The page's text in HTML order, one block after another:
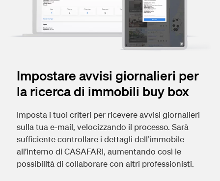
Impostare avvisi giornalieri per
la ricerca di immobili buy box
Imposta i tuoi criteri per ricevere avvisi giornalieri
sulla tua e-mail, velocizzando il processo. Sarà
sufficiente controllare i dettagli dell’immobile
all’interno di CASAFARI, aumentando così le
possibilità di collaborare con altri professionisti.